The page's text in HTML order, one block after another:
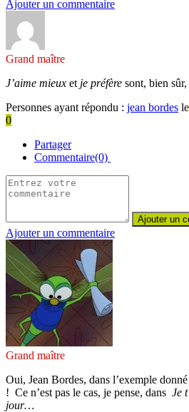
Ajouter un commentaire
Grand maître
J’aime mieux et je préfère sont, bien
Personnes ayant répondu : jean bordes
0
Partager
Commentaire(0)
Ajouter un commentaire
Grand maître
Oui, Jean Bordes, dans l’exemple
! Ce n’est pas le cas, je pense, dans Je
jour…